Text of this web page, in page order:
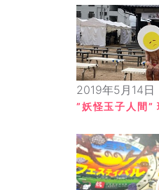
2019年5月14日
”妖怪玉子人間”